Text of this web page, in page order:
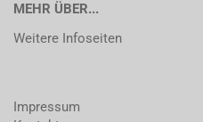
MEHR ÜBER...
Weitere Infoseiten
Impressum